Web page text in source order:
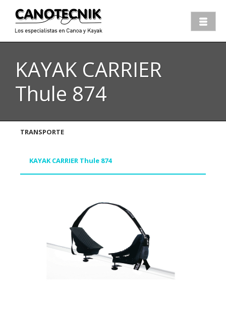
KAYAK CARRIER
Thule 874
TRANSPORTE
KAYAK CARRIER Thule 874